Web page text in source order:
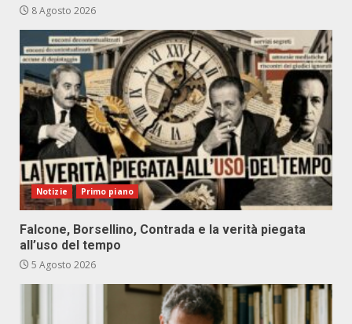
8 Agosto 2026
Notizie Primo piano
Falcone, Borsellino, Contrada e la verità piegata
all’uso del tempo
5 Agosto 2026